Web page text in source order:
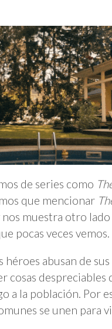
de series como
que mencionar
muestra otro lado
pocas veces vemos.
héroes abusan de
cosas despreciables
a la población. Por
se unen para